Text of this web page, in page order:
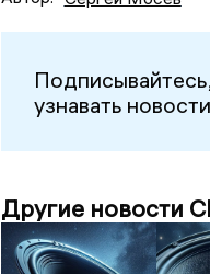
узнавать
Другие новости